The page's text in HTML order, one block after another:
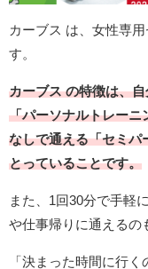
カーブス は、女性専
す。
カーブスの特徴は、
「パーソナルトレーニ
なしで通える「セミパ
とっていることです。
また、 1 回30分で手軽
や仕事帰りに通えるの
「決まった時間に行